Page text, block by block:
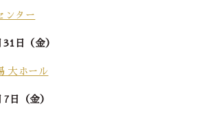
ンター
31日（金）
大ホール
7日（金）